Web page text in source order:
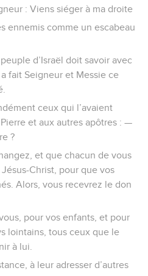
: Viens siéger à ma droite
ennemis comme un escabeau
d’Israël doit savoir avec
fait Seigneur et Messie ce
ceux qui l’avaient
et aux autres apôtres : —
?
et que chacun de vous
Christ, pour que vos
Alors, vous recevrez le don
pour vos enfants, et pour
lointains, tous ceux que le
à lui.
à leur adresser d’autres